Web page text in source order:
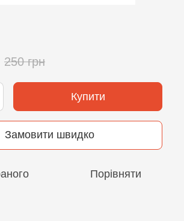
250 грн
Купити
Замовити швидко
Порівняти